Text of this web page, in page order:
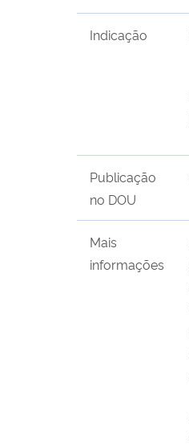
Indicação
Publicação
no DOU
Mais
informações